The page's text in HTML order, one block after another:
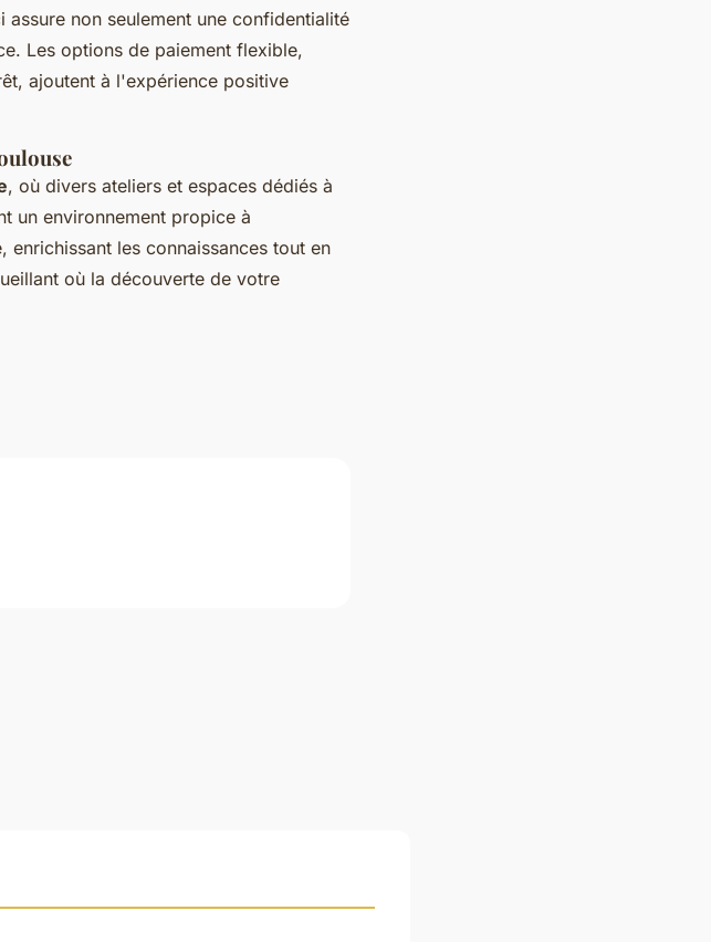
non seulement une confidentialité
Les options de paiement flexible,
ajoutent à l'expérience positive
, où divers ateliers et espaces dédiés à
un environnement propice à
les connaissances tout en
où la découverte de votre